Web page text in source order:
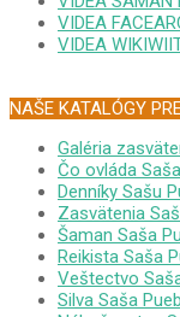
VIDEA
VIDEA
NAŠE KATALÓGY
Galéria
Čo ovláda
Denníky Sašu
Zasvätenia
Šaman Saša
Reikista Saša
Veštectvo
Silva Saša